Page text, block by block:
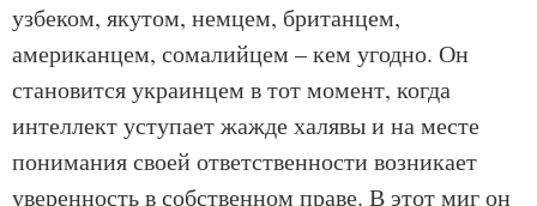
узбеком, якутом, немцем, британцем,
американцем, сомалийцем – кем угодно. Он
становится украинцем в тот момент, когда
интеллект уступает жажде халявы и на месте
понимания своей ответственности возникает
уверенность в собственном праве. В этот миг он